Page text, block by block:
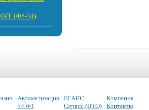
(ФЗ-54)
Автоматизация
54 ФЗ
ЕГАИС
Сервис (ЦТО)
Компания
Контакты